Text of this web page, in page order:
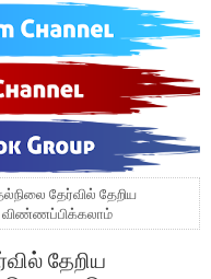
தேர்வில் தேறிய
தேறிய